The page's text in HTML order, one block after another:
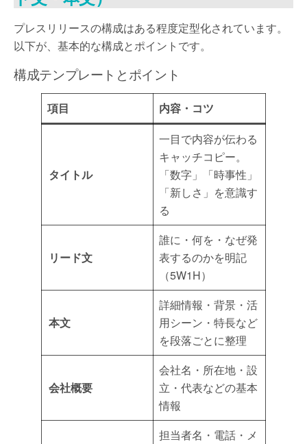
プレスリリースの構成はある程度定型化されています。
以下が、基本的な構成とポイントです。
構成テンプレートとポイント
項目 内容・コツ
タイトル
一目で内容が伝わる
キャッチコピー。
「数字」「時事性」
「新しさ」を意識す
る
リード文
誰に・何を・なぜ発
表するのかを明記
（5W1H）
本文
詳細情報・背景・活
用シーン・特長など
を段落ごとに整理
会社概要
会社名・所在地・設
立・代表などの基本
情報
担当者名・電話・メ